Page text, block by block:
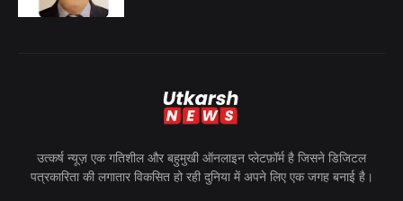
उत्कर्ष न्यूज़ एक गतिशील और बहुमुखी ऑनलाइन प्लेटफ़ॉर्म है जिसने डिजिटल
पत्रकारिता की लगातार विकसित हो रही दुनिया में अपने लिए एक जगह बनाई है।